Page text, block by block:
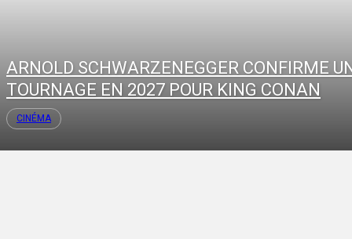
ARNOLD SCHWARZENEGGER CONFIRME
TOURNAGE EN 2027 POUR KING CONAN
CINÉMA